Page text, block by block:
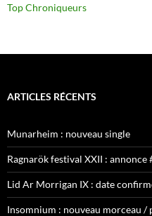
Top Chroniqueurs
ARTICLES RÉCENTS
Munarheim : nouveau single
Ragnarök festival XXII : annonce
Lid Ar Morrigan IX : date
Insomnium : nouveau morceau /